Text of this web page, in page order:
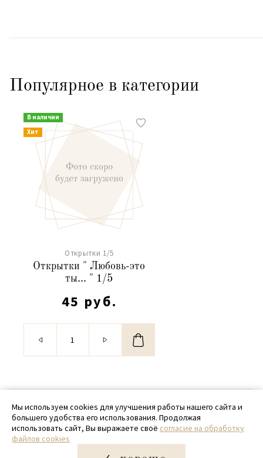
Популярное в категории
В наличии
Хит
Открытки 1/5
Открытки " Любовь-это
ты... " 1/5
45 руб.
© 2020 - 2026 SamPack
+ 7 (918) 699-97-87
zakaz@sampack.store
Мы используем cookies для улучшения работы нашего сайта и
большего удобства его использования. Продолжая
использовать сайт, Вы выражаете своё согласие на обработку
файлов cookies